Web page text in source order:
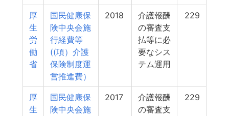
厚
生
労
働
省
国民健康保
険中央会施
行経費等
((項）介護
保険制度運
営推進費）
2018
介護報酬
の審査支
払等に必
要なシス
テム運用
229
厚
生
国民健康保
険中央会施
2017
介護報酬
の審査支
229